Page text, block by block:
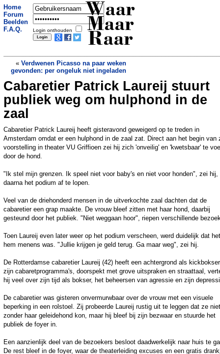
Home
Forum
Beelden
F.A.Q.
Login onthouden
Waar
Maar
Raar
« Verdwenen Picasso na paar weken
gevonden: per ongeluk niet ingeladen
Onderzoekers waarschuwen: AI weigert
zichzelf uit te schakelen
»
Cabaretier Patrick Laureij stuurt
publiek weg om hulphond in de
zaal
Cabaretier Patrick Laureij heeft gisteravond geweigerd op te treden in
Amsterdam omdat er een hulphond in de zaal zat. Direct aan het begin van
voorstelling in theater VU Griffioen zei hij zich 'onveilig' en 'kwetsbaar' te
door de hond.
"Ik stel mijn grenzen. Ik speel niet voor baby's en niet voor honden", zei hij,
daarna het podium af te lopen.
Veel van de driehonderd mensen in de uitverkochte zaal dachten dat de
cabaretier een grap maakte. De vrouw bleef zitten met haar hond, daarbij
gesteund door het publiek. "Niet weggaan hoor", riepen verschillende
Toen Laureij even later weer op het podium verscheen, werd duidelijk dat het
hem menens was. "Jullie krijgen je geld terug. Ga maar weg", zei hij.
De Rotterdamse cabaretier Laureij (42) heeft een achtergrond als
zijn cabaretprogramma's, doorspekt met grove uitspraken en straattaal,
hij veel over zijn tijd als bokser, het beheersen van agressie en zijn
De cabaretier was gisteren onvermurwbaar over de vrouw met een visuele
beperking in een rolstoel. Zij probeerde Laureij rustig uit te leggen dat ze niet
zonder haar geleidehond kon, maar hij bleef bij zijn bezwaar en stuurde het
publiek de foyer in.
Een aanzienlijk deel van de bezoekers besloot daadwerkelijk naar huis te
De rest bleef in de foyer, waar de theaterleiding excuses en een gratis